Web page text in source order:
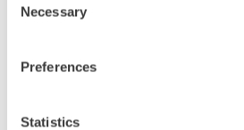
Selection
Necessary
Preferences
Statistics
det andra likt, men alla väcker
Fatet är en del av Sthåls
och passar därför med resten
sortimentet.